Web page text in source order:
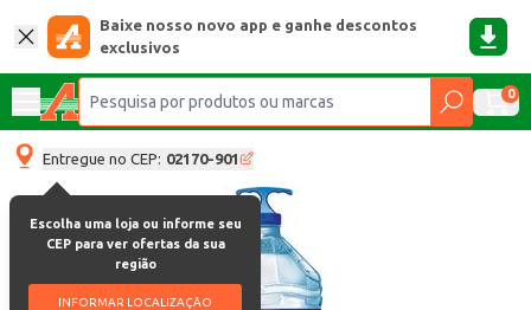
Baixe nosso novo app e ganhe descontos
exclusivos
0
Entregue no CEP: 02170-901
Escolha uma loja ou informe seu
CEP para ver ofertas da sua
região
INFORMAR LOCALIZAÇÃO